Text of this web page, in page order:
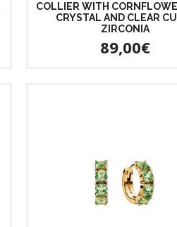
COLLIER WITH
CRYSTAL AND CLEAR
ZIRCONIA
89,00€